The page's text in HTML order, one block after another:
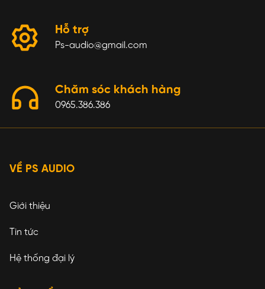
Hỗ trợ
Ps-audio@gmail.com
Chăm sóc khách hàng
0965.386.386
VỀ PS AUDIO
Giới thiệu
Tin tức
Hệ thống đại lý